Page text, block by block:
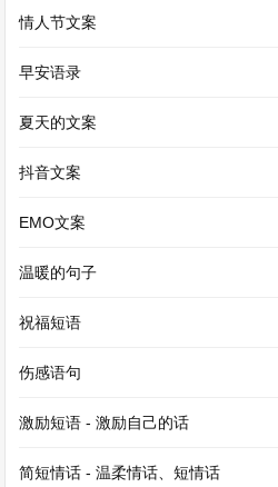
盛，好像永远都不会累。他
股机灵劲儿，总是转来转去
我们在一起的时候，总是
踢到了邻居家的窗户上，把
坏了，不知道该怎么办才好
歉，然后用我们的零花钱来
们一起去邻居家道歉，邻居
情人节文案
早安语录
夏天的文案
抖音文案
EMO文案
温暖的句子
祝福短语
伤感语句
激励短语 - 激励自己的话
简短情话 - 温柔情话、短情话